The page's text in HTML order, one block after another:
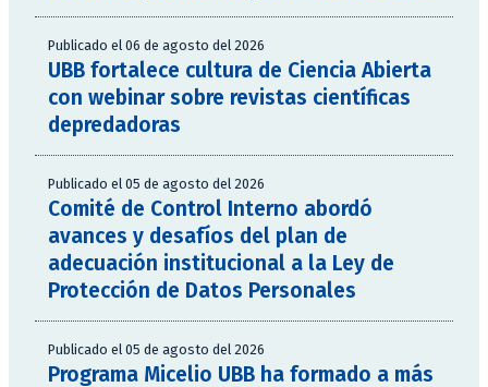
Publicado el 06 de agosto del 2026
UBB fortalece cultura de Ciencia Abierta
con webinar sobre revistas científicas
depredadoras
Publicado el 05 de agosto del 2026
Comité de Control Interno abordó
avances y desafíos del plan de
adecuación institucional a la Ley de
Protección de Datos Personales
Publicado el 05 de agosto del 2026
Programa Micelio UBB ha formado a más